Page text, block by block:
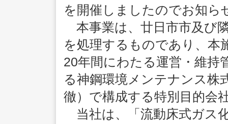
を開催しましたのでお知ら
本事業は、廿日市市及び
を処理するものであり、本
20年間にわたる運営・維持
る神鋼環境メンテナンス株
徹）で構成する特別目的会
当社は、「流動床式ガス